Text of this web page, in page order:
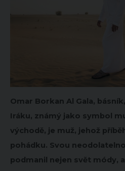
Omar Borkan Al Gala,
Iráku, známý jako symbol
východě, je muž, jehož
pohádku. Svou
podmanil nejen svět módy,